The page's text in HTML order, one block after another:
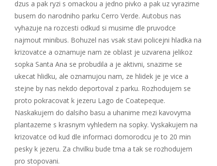
dzus a pak ryzi s omackou a jedno pivko a pak uz vyrazime
busem do narodniho parku Cerro Verde. Autobus nas
vyhazuje na rozcesti odkud si musime dle pruvodce
najmout minibus. Bohuzel nas vsak stavi policejni hladka na
krizovatce a oznamuje nam ze oblast je uzvarena jelikoz
sopka Santa Ana se probudila a je aktivni, snazime se
ukecat hlidku, ale oznamujou nam, ze hlidek je je vice a
stejne by nas nekdo deportoval z parku. Rozhodujem se
proto pokracovat k jezeru Lago de Coatepeque.
Naskakujem do dalsiho basu a uhanime mezi kavovyma
plantazeme s krasnym vyhledem na sopky. Vyskakujem na
krizovatce od kud dle informaci domorodcu je to 20 min
pesky k jezeru. Za chvilku bude tma a tak se rozhodujem
pro stopovani.